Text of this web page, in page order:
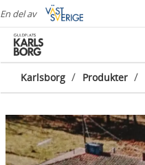
En del av
Karlsborg / Produkter /